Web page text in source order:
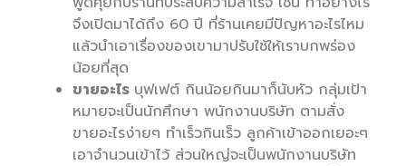
จึงเปิดมาได้ถึง 60 ปี ที่ร้านเคยมีปัญหาอะไรไหม
แล้วนำเอาเรื่องของเขามาปรับใช้ให้เราบกพร่อง
น้อยที่สุด
ขายอะไร บุฟเฟต์ กินน้อยกินมาก็นับหัว กลุ่มเป้า
หมายจะเป็นนักศึกษา พนักงานบริษัท ตามสั่ง
ขายอะไรง่ายๆ ทำเร็วกินเร็ว ลูกค้าเข้าออกเยอะๆ
เอาจำนวนเข้าไว้ ส่วนใหญ่จะเป็นพนักงานบริษัท